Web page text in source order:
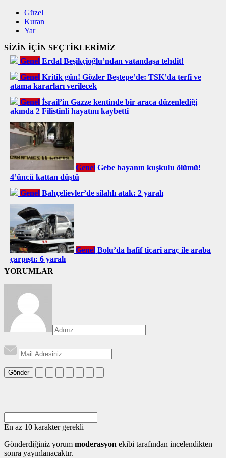
Güzel
Kuran
Yar
SİZİN İÇİN SEÇTİKLERİMİZ
Genel Erdal Beşikçioğlu’ndan vatandaşa tehdit!
Genel Kritik gün! Gözler Beştepe’de: TSK’da terfi ve
atama kararları verilecek
Genel İsrail’in Gazze kentinde bir araca düzenlediği
akında 2 Filistinli hayatını kaybetti
Genel Gebe bayanın kuşkulu ölümü!
4’üncü kattan düştü
Genel Bahçelievler’de silahlı atak: 2 yaralı
Genel Bolu’da hafif ticari araç ile araba
çarpıştı: 6 yaralı
YORUMLAR
Gönder
En az 10 karakter gerekli
Gönderdiğiniz yorum moderasyon ekibi tarafından incelendikten
sonra yayınlanacaktır.